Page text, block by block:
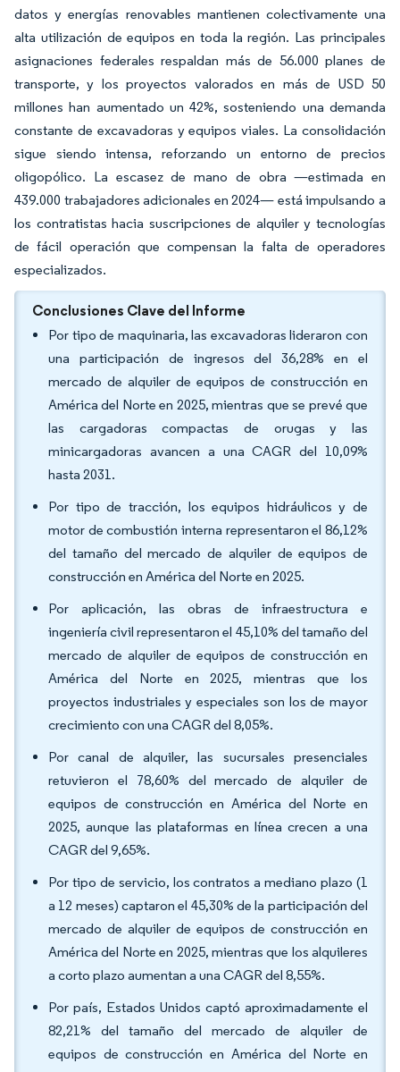
datos y energías renovables mantienen colectivamente una
alta utilización de equipos en toda la región. Las principales
asignaciones federales respaldan más de 56.000 planes de
transporte, y los proyectos valorados en más de USD 50
millones han aumentado un 42%, sosteniendo una demanda
constante de excavadoras y equipos viales. La consolidación
sigue siendo intensa, reforzando un entorno de precios
oligopólico. La escasez de mano de obra —estimada en
439.000 trabajadores adicionales en 2024— está impulsando a
los contratistas hacia suscripciones de alquiler y tecnologías
de fácil operación que compensan la falta de operadores
especializados.
Conclusiones Clave del Informe
Por tipo de maquinaria, las excavadoras lideraron con
una participación de ingresos del 36,28% en el
mercado de alquiler de equipos de construcción en
América del Norte en 2025, mientras que se prevé que
las cargadoras compactas de orugas y las
minicargadoras avancen a una CAGR del 10,09%
hasta 2031.
Por tipo de tracción, los equipos hidráulicos y de
motor de combustión interna representaron el 86,12%
del tamaño del mercado de alquiler de equipos de
construcción en América del Norte en 2025.
Por aplicación, las obras de infraestructura e
ingeniería civil representaron el 45,10% del tamaño del
mercado de alquiler de equipos de construcción en
América del Norte en 2025, mientras que los
proyectos industriales y especiales son los de mayor
crecimiento con una CAGR del 8,05%.
Por canal de alquiler, las sucursales presenciales
retuvieron el 78,60% del mercado de alquiler de
equipos de construcción en América del Norte en
2025, aunque las plataformas en línea crecen a una
CAGR del 9,65%.
Por tipo de servicio, los contratos a mediano plazo (1
a 12 meses) captaron el 45,30% de la participación del
mercado de alquiler de equipos de construcción en
América del Norte en 2025, mientras que los alquileres
a corto plazo aumentan a una CAGR del 8,55%.
Por país, Estados Unidos captó aproximadamente el
82,21% del tamaño del mercado de alquiler de
equipos de construcción en América del Norte en